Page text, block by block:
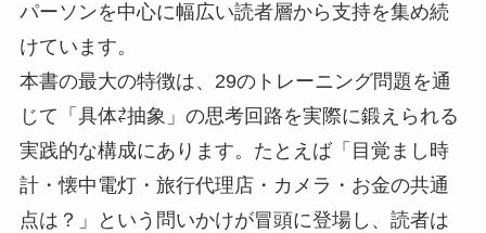
パーソンを中心に幅広い読者層から支持を集め続
けています。
本書の最大の特徴は、29のトレーニング問題を通
じて「具体⇄抽象」の思考回路を実際に鍛えられる
実践的な構成にあります。たとえば「目覚まし時
計・懐中電灯・旅行代理店・カメラ・お金の共通
点は？」という問いかけが冒頭に登場し、読者は